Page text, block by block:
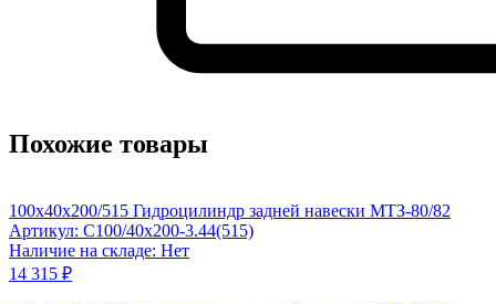
Похожие товары
100x40x200/515 Гидроцилиндр задней навески МТЗ-80/82
Артикул: C100/40x200-3.44(515)
Наличие на складе: Нет
14 315 ₽